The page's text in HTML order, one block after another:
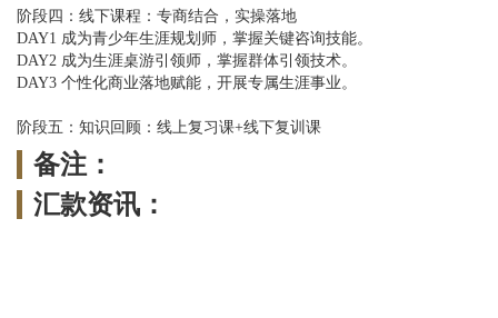
阶段四：线下课程：专商结合，实操落地
DAY1 成为青少年生涯规划师，掌握关键咨询技能。
DAY2 成为生涯桌游引领师，掌握群体引领技术。
DAY3 个性化商业落地赋能，开展专属生涯事业。
阶段五：知识回顾：线上复习课+线下复训课
备注：
汇款资讯：